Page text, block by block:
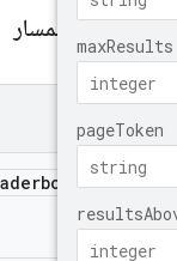
مَعلمات المسار
المَعلمات
Id